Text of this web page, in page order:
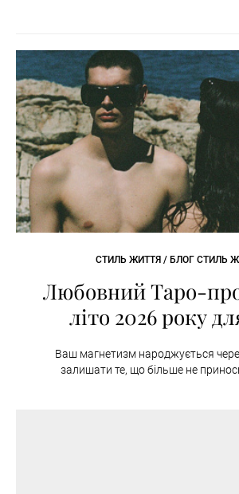
СТИЛЬ ЖИТТЯ / БЛОГ СТИЛЬ
Любовний Таро-
літо 2026 року
Ваш магнетизм народжується
залишати те, що більше не